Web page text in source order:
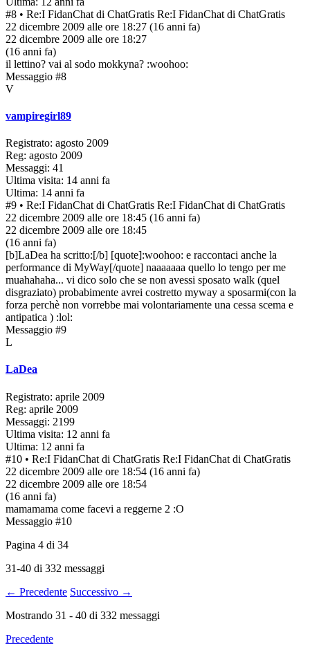
#8 • Re:I FidanChat di ChatGratis Re:I FidanChat di ChatGratis
22 dicembre 2009 alle ore 18:27 (16 anni fa)
22 dicembre 2009 alle ore 18:27
(16 anni fa)
il lettino? vai al sodo mokkyna? :woohoo:
Messaggio #8
V
vampiregirl89
Registrato: agosto 2009
Reg: agosto 2009
Messaggi: 41
Ultima visita: 14 anni fa
Ultima: 14 anni fa
#9 • Re:I FidanChat di ChatGratis Re:I FidanChat di ChatGratis
22 dicembre 2009 alle ore 18:45 (16 anni fa)
22 dicembre 2009 alle ore 18:45
(16 anni fa)
[b]LaDea ha scritto:[/b] [quote]:woohoo: e raccontaci anche la
performance di MyWay[/quote] naaaaaaa quello lo tengo per me
muahahaha... vi dico solo che se non avessi sposato walk (quel
disgraziato) probabimente avrei costretto myway a sposarmi(con la
forza perchè non vorrebbe mai volontariamente una cessa scema e
antipatica ) :lol:
Messaggio #9
L
LaDea
Registrato: aprile 2009
Reg: aprile 2009
Messaggi: 2199
Ultima visita: 12 anni fa
Ultima: 12 anni fa
#10 • Re:I FidanChat di ChatGratis Re:I FidanChat di ChatGratis
22 dicembre 2009 alle ore 18:54 (16 anni fa)
22 dicembre 2009 alle ore 18:54
(16 anni fa)
mamamama come facevi a reggerne 2 :O
Messaggio #10
Pagina 4 di 34
31-40 di 332 messaggi
← Precedente Successivo →
Mostrando 31 - 40 di 332 messaggi
Precedente